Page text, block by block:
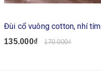
Đùi cổ vuông cotton, nhí tím
135.000₫ 170.000₫